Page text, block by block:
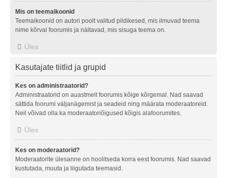
Mis on teemaikoonid
Teemaikoonid on autori poolt valitud pildikesed, mis ilmuvad teema
nime kõrval foorumis ja näitavad, mis sisuga teema on.
Üles
Kasutajate tiitlid ja grupid
Kes on administraatorid?
Administraatorid on auastmelt foorumis kõige kõrgemal. Nad saavad
sättida foorumi väljanägemist ja seadeid ning määrata moderaatoreid.
Neil võivad olla ka moderaatoriõigused kõigis alafoorumites.
Üles
Kes on moderaatorid?
Moderaatorite ülesanne on hoolitseda korra eest foorumis. Nad saavad
kustutada, muuta ja liigutada teemasid.